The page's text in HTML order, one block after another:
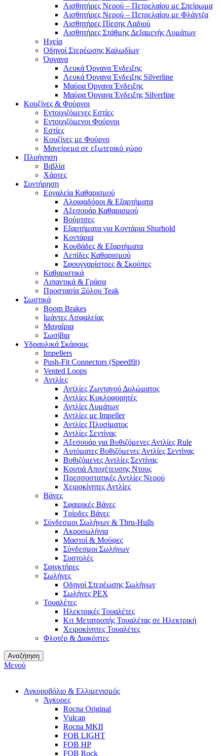
Αισθητήρες Νερού – Πετρελαίου με Σπείρωμα
Αισθητήρες Νερού – Πετρελαίου με Φλάντζα
Αισθητήρες Πίεσης Λαδιού
Αισθητήρες Στάθμης Δεξαμενής Λυμάτων
Ηχεία
Οδηγοί Στερέωσης Καλωδίων
Όργανα
Λευκά Όργανα Ένδειξης
Λευκά Όργανα Ένδειξης Silverline
Μαύρα Όργανα Ένδειξης
Μαύρα Όργανα Ένδειξης Silverline
Κουζίνες & Φούρνοι
Εντοιχιζόμενες Εστίες
Εντοιχιζόμενοι Φούρνοι
Εστίες
Κουζίνες με Φούρνο
Μαγείρεμα σε εξωτερικό χώρο
Πλοήγηση
Βιβλία
Χάρτες
Συντήρηση
Εργαλεία Καθαρισμού
Αλοιφαδόροι & Εξαρτήματα
Αξεσουάρ Καθαρισμού
Βούρτσες
Εξαρτήματα για Κοντάρια Shurhold
Κοντάρια
Κουβάδες & Εξαρτήματα
Λεπίδες Καθαρισμού
Σφουγγαρίστρες & Σκούπες
Καθαριστικά
Λιπαντικά & Γράσα
Προστασία Ξύλου Teak
Σωστικά
Boom Brakes
Ιμάντες Ασφαλείας
Μαχαίρια
Σωσίβια
Υδραυλικά Σκάφους
Impellers
Push-Fit Connectors (Speedfit)
Vented Loops
Αντλίες
Αντλίες Ζωντανού Δολώματος
Αντλίες Κυκλοφορητές
Αντλίες Λυμάτων
Αντλίες με Impeller
Αντλίες Πλυσίματος
Αντλίες Σεντίνας
Αξεσουάρ για Βυθιζόμενες Αντλίες Rule
Αυτόματες Βυθιζόμενες Αντλίες Σεντίνας
Βυθιζόμενες Αντλίες Σεντίνας
Κουτιά Αποχέτευσης Ντους
Πρεσσοστατικές Αντλίες Νερού
Χειροκίνητες Αντλίες
Βάνες
Σφαιρικές Βάνες
Τρίοδες Βάνες
Σύνδεσμοι Σωλήνων & Thru-Hulls
Ακροσωλήνια
Μαστοί & Μούφες
Σύνδεσμοι Σωλήνων
Συστολές
Σφιγκτήρες
Σωλήνες
Οδηγοί Στερέωσης Σωλήνων
Σωλήνες PEX
Τουαλέτες
Ηλεκτρικές Τουαλέτες
Κιτ Μετατροπής Τουαλέτας σε Ηλεκτρική
Χειροκίνητες Τουαλέτες
Φλοτέρ & Διακόπτες
Αναζήτηση
Μενού
Αγκυροβόλιο & Ελλιμενισμός
Άγκυρες
Rocna Original
Vulcan
Rocna MKII
FOB LIGHT
FOB HP
FOB Rock